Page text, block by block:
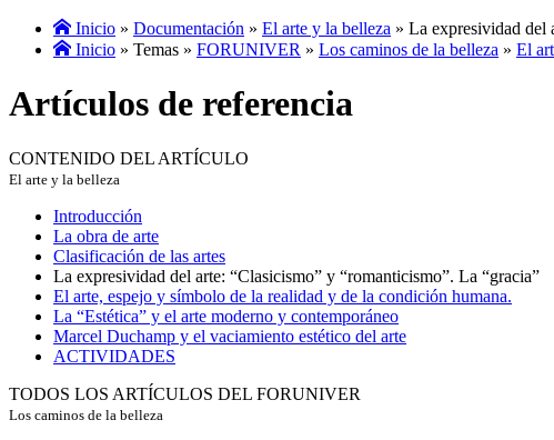
Inicio » Documentación » El arte y la belleza » La expresividad del
Inicio » Temas » FORUNIVER » Los caminos de la belleza » El
Artículos de referencia
CONTENIDO DEL ARTÍCULO
El arte y la belleza
Introducción
La obra de arte
Clasificación de las artes
La expresividad del arte: “Clasicismo” y “romanticismo”. La “gracia”
El arte, espejo y símbolo de la realidad y de la condición humana.
La “Estética” y el arte moderno y contemporáneo
Marcel Duchamp y el vaciamiento estético del arte
ACTIVIDADES
TODOS LOS ARTÍCULOS DEL FORUNIVER
Los caminos de la belleza